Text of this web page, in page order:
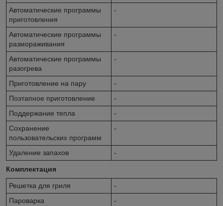
Автоматические программы
приготовления
-
Автоматические программы
размораживания
-
Автоматические программы
разогрева
-
Приготовление на пару
-
Поэтапное приготовление
-
Поддержание тепла
-
Сохранение
пользовательских программ
-
Удаление запахов -
Комплектация
Решетка для гриля
-
Пароварка
-